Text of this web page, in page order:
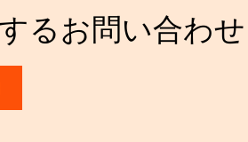
るお問い合わせ